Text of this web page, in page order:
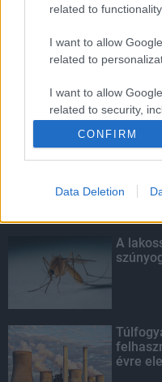
related to
I want to allow
related to
I want to allow
related to security,
CONFIRM
Data Deletion
KIEMELT
Egyetem
A
évre